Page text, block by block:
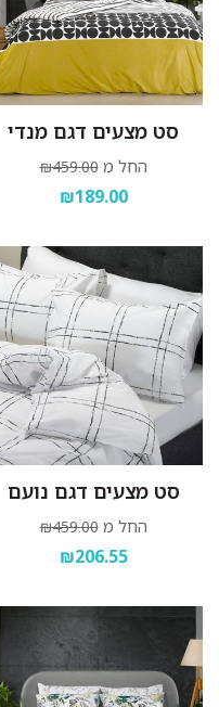
סט מצעים דגם מנדי
החל מ ₪459.00
₪189.00
סט מצעים דגם נועם
החל מ ₪459.00
₪206.55